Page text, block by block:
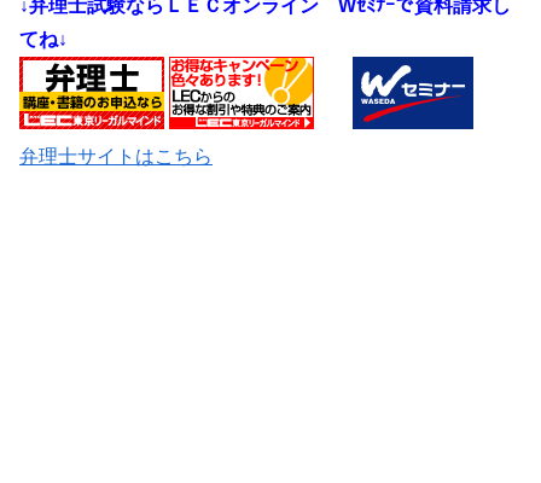
↓弁理士試験ならＬＥＣオンライン
Wｾﾐﾅｰで資料請求し
てね↓
弁理士サイトはこちら